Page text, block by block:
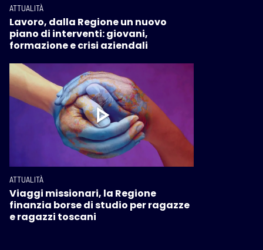
ATTUALITÀ
Lavoro, dalla Regione un nuovo
piano di interventi: giovani,
formazione e crisi aziendali
ATTUALITÀ
Viaggi missionari, la Regione
finanzia borse di studio per ragazze
e ragazzi toscani